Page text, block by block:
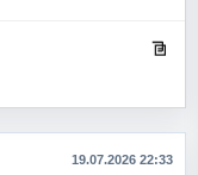
19.07.2026 22:33